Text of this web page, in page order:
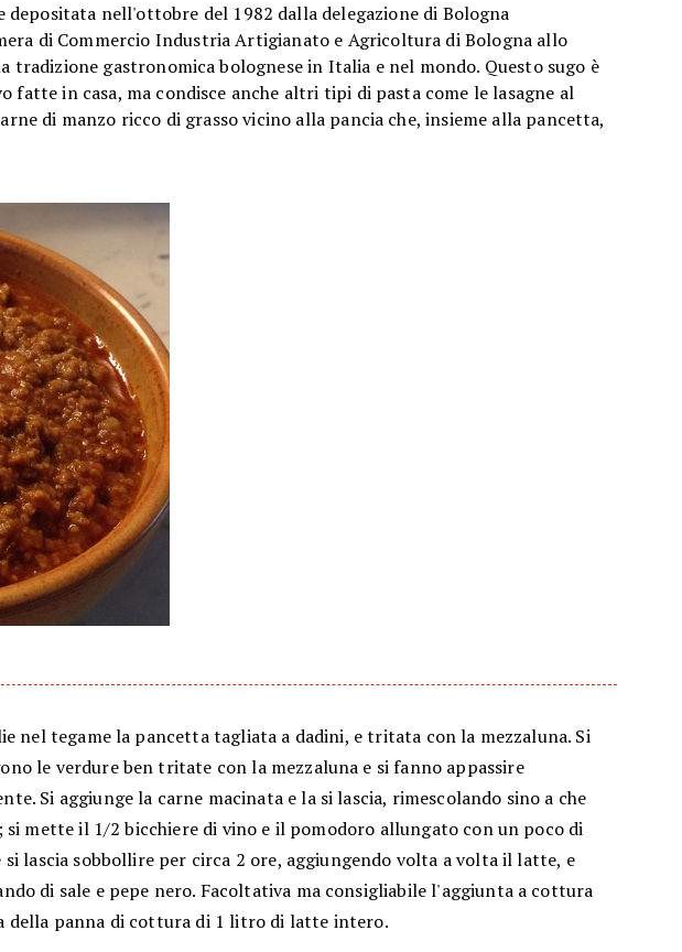
depositata nell'ottobre del 1982 dalla delegazione di Bologna
di Commercio Industria Artigianato e Agricoltura di Bologna allo
gastronomica bolognese in Italia e nel mondo. Questo sugo è
in casa, ma condisce anche altri tipi di pasta come le lasagne al
di manzo ricco di grasso vicino alla pancia che, insieme alla pancetta,
nel tegame la pancetta tagliata a dadini, e tritata con la mezzaluna. Si
le verdure ben tritate con la mezzaluna e si fanno appas­sire
Si aggiunge la carne macinata e la si lascia, rimescolando sino a che
si mette il 1/2 bicchiere di vino e il pomodoro allungato con un poco di
si lascia sobbollire per circa 2 ore, aggiungendo volta a volta il latte, e
di sale e pepe nero. Facoltativa ma consigliabile l'aggiunta a cottura
della panna di cottura di 1 litro di latte intero.